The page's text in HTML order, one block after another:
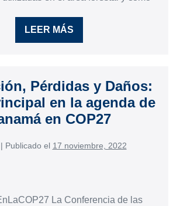
LEER MÁS
Pérdidas y Daños:
en la agenda de
en COP27
| Publicado el 17 noviembre, 2022
La Conferencia de las